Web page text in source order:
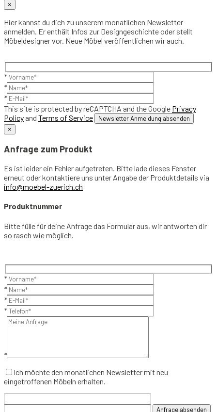
×
Hier kannst du dich zu unserem monatlichen Newsletter
anmelden. Er enthält Infos zur Designgeschichte oder stellt
Möbeldesigner vor. Neue Möbel veröffentlichen wir auch.
*
*
*
This site is protected by reCAPTCHA and the Google Privacy
Policy and Terms of Service
×
Anfrage zum Produkt
Es ist leider ein Fehler aufgetreten. Bitte lade dieses Fenster
erneut oder kontaktiere uns unter Angabe der Produktdetails via
info@moebel-zuerich.ch
Produktnummer
Bitte fülle für deine Anfrage das Formular aus, wir antworten dir
so rasch wie möglich.
*
*
*
*
*
Ich möchte den monatlichen Newsletter mit neu
eingetroffenen Möbeln erhalten.